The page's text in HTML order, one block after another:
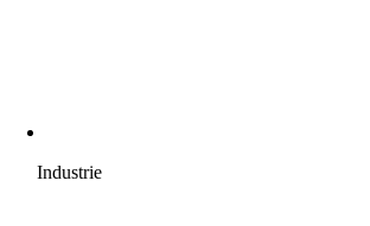
Industrie